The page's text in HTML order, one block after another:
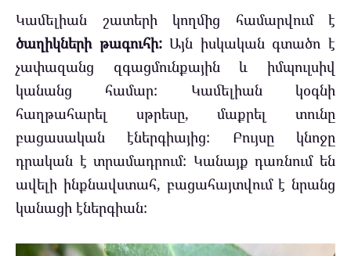
Կամելիան շատերի կողմից համարվում է
ծաղիկների թագուհի:Այն իսկական գտածո է
չափազանց զգացմունքային և իմպուլսիվ
կանանց համար: Կամելիան կօգնի
հաղթահարել սթրեսը, մաքրել տունը
բացասական էներգիայից: Բույսը կնոջը
դրական է տրամադրում: Կանայք դառնում են
ավելի ինքնավստահ, բացահայտվում է նրանց
կանացի էներգիան: